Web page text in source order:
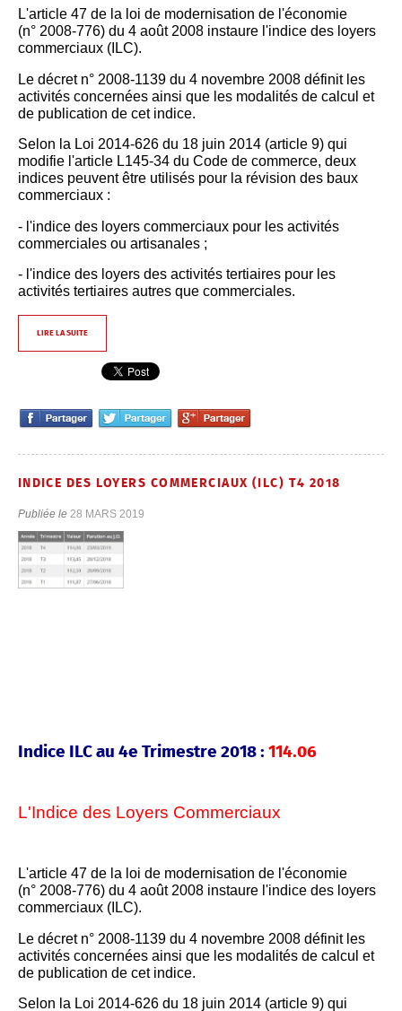
L'article 47 de la loi de modernisation de l'économie
(n° 2008-776) du 4 août 2008 instaure l'indice des loyers
commerciaux (ILC).
Le décret n° 2008-1139 du 4 novembre 2008 définit les
activités concernées ainsi que les modalités de calcul et
de publication de cet indice.
Selon la Loi 2014-626 du 18 juin 2014 (article 9) qui
modifie l'article L145-34 du Code de commerce, deux
indices peuvent être utilisés pour la révision des baux
commerciaux :
- l'indice des loyers commerciaux pour les activités
commerciales ou artisanales ;
- l'indice des loyers des activités tertiaires pour les
activités tertiaires autres que commerciales.
LIRE LA SUITE
INDICE DES LOYERS COMMERCIAUX (ILC) T4 2018
Publiée le 28 MARS 2019
Indice ILC au 4e Trimestre 2018 : 114.06
L'Indice des Loyers Commerciaux
L'article 47 de la loi de modernisation de l'économie
(n° 2008-776) du 4 août 2008 instaure l'indice des loyers
commerciaux (ILC).
Le décret n° 2008-1139 du 4 novembre 2008 définit les
activités concernées ainsi que les modalités de calcul et
de publication de cet indice.
Selon la Loi 2014-626 du 18 juin 2014 (article 9) qui